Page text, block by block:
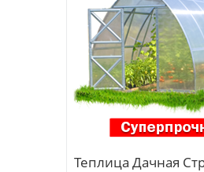
Теплица Дачная